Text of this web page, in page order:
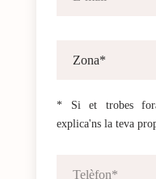
* Si et trobes fora
explica'ns la teva